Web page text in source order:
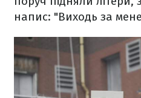
напис: "Виходь за